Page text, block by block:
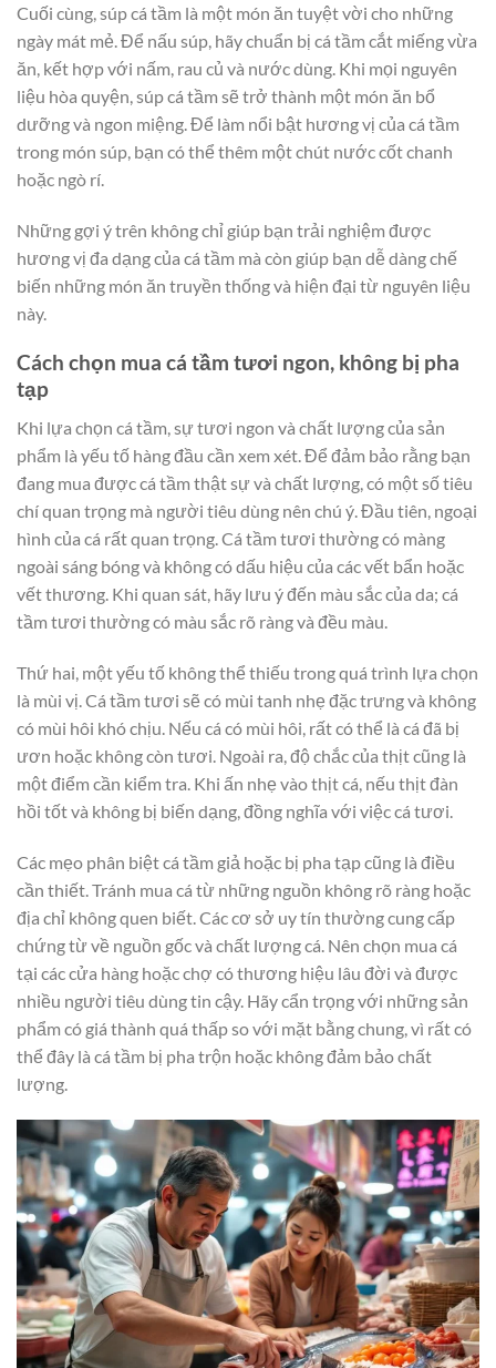
Cuối cùng, súp cá tầm là một món ăn tuyệt vời cho những
ngày mát mẻ. Để nấu súp, hãy chuẩn bị cá tầm cắt miếng vừa
ăn, kết hợp với nấm, rau củ và nước dùng. Khi mọi nguyên
liệu hòa quyện, súp cá tầm sẽ trở thành một món ăn bổ
dưỡng và ngon miệng. Để làm nổi bật hương vị của cá tầm
trong món súp, bạn có thể thêm một chút nước cốt chanh
hoặc ngò rí.
Những gợi ý trên không chỉ giúp bạn trải nghiệm được
hương vị đa dạng của cá tầm mà còn giúp bạn dễ dàng chế
biến những món ăn truyền thống và hiện đại từ nguyên liệu
này.
Cách chọn mua cá tầm tươi ngon, không bị pha
tạp
Khi lựa chọn cá tầm, sự tươi ngon và chất lượng của sản
phẩm là yếu tố hàng đầu cần xem xét. Để đảm bảo rằng bạn
đang mua được cá tầm thật sự và chất lượng, có một số tiêu
chí quan trọng mà người tiêu dùng nên chú ý. Đầu tiên, ngoại
hình của cá rất quan trọng. Cá tầm tươi thường có màng
ngoài sáng bóng và không có dấu hiệu của các vết bẩn hoặc
vết thương. Khi quan sát, hãy lưu ý đến màu sắc của da; cá
tầm tươi thường có màu sắc rõ ràng và đều màu.
Thứ hai, một yếu tố không thể thiếu trong quá trình lựa chọn
là mùi vị. Cá tầm tươi sẽ có mùi tanh nhẹ đặc trưng và không
có mùi hôi khó chịu. Nếu cá có mùi hôi, rất có thể là cá đã bị
ươn hoặc không còn tươi. Ngoài ra, độ chắc của thịt cũng là
một điểm cần kiểm tra. Khi ấn nhẹ vào thịt cá, nếu thịt đàn
hồi tốt và không bị biến dạng, đồng nghĩa với việc cá tươi.
Các mẹo phân biệt cá tầm giả hoặc bị pha tạp cũng là điều
cần thiết. Tránh mua cá từ những nguồn không rõ ràng hoặc
địa chỉ không quen biết. Các cơ sở uy tín thường cung cấp
chứng từ về nguồn gốc và chất lượng cá. Nên chọn mua cá
tại các cửa hàng hoặc chợ có thương hiệu lâu đời và được
nhiều người tiêu dùng tin cậy. Hãy cẩn trọng với những sản
phẩm có giá thành quá thấp so với mặt bằng chung, vì rất có
thể đây là cá tầm bị pha trộn hoặc không đảm bảo chất
lượng.